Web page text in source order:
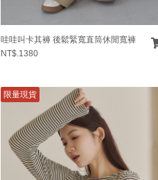
哇哇叫卡其褲 後鬆緊寬直筒休閒寬褲
NT$.1380
限量現貨